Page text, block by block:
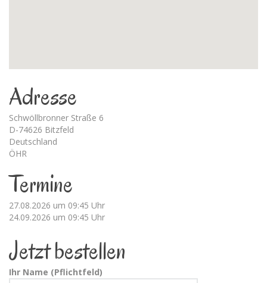
Adresse
Schwöllbronner Straße 6
D-74626 Bitzfeld
Deutschland
ÖHR
Termine
27.08.2026 um 09:45 Uhr
24.09.2026 um 09:45 Uhr
Jetzt bestellen
Ihr Name (Pflichtfeld)